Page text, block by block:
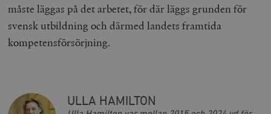
måste läggas på det arbetet, för där läggs grunden för
svensk utbildning och därmed landets framtida
kompetensförsörjning.
ULLA HAMILTON
.vimeo.com